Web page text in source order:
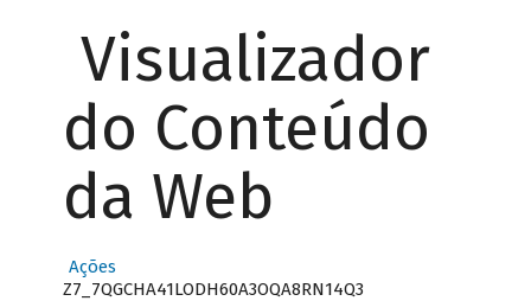
Visualizador
do Conteúdo
da Web
Ações
Z7_7QGCHA41LODH60A3OQA8RN14Q3